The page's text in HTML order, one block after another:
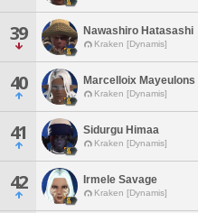
39 Nawashiro Hatasashi
Kraken [Dynamis]
40 Marcelloix Mayeulons
Kraken [Dynamis]
41 Sidurgu Himaa
Kraken [Dynamis]
42 Irmele Savage
Kraken [Dynamis]